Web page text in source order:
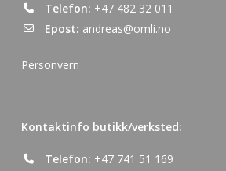
Telefon: +47 482 32 011
Epost: andreas@omli.no
Personvern
Kontaktinfo butikk/verksted:
Telefon: +47 741 51 169